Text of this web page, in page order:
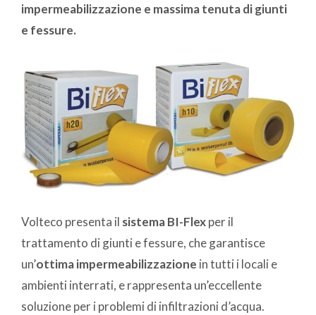
impermeabilizzazione e massima tenuta di giunti
e fessure.
Volteco presenta il sistema BI-Flexper il
trattamento di giunti e fessure, che garantisce
un’ottima impermeabilizzazione in tutti i locali e
ambienti interrati, e rappresenta un’eccellente
soluzione per i problemi di infiltrazioni d’acqua.